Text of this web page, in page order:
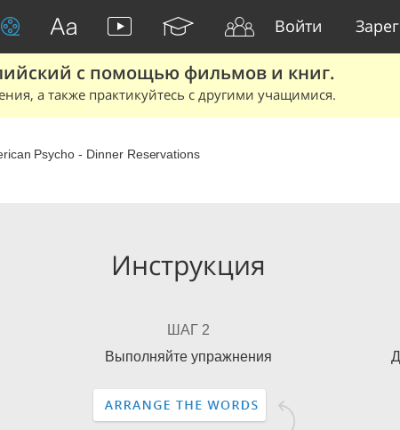
Войти
с помощью фильмов и книг.
а также практикуйтесь с другими учащимися.
Psycho - Dinner Reservations
Инструкция
ШАГ 2
Выполняйте упражнения